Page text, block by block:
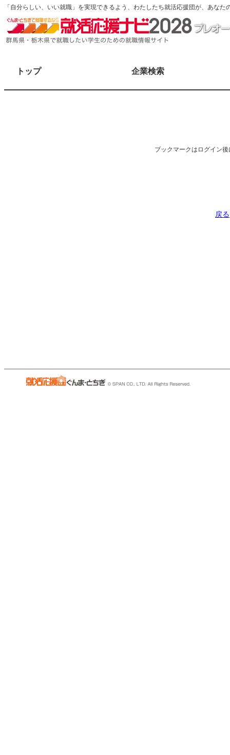
「自分らしい、いい就職」を実現できるよう、わたしたち就活応援団が、あなた
トップ 企業検索
ブックマークはログイン
戻る